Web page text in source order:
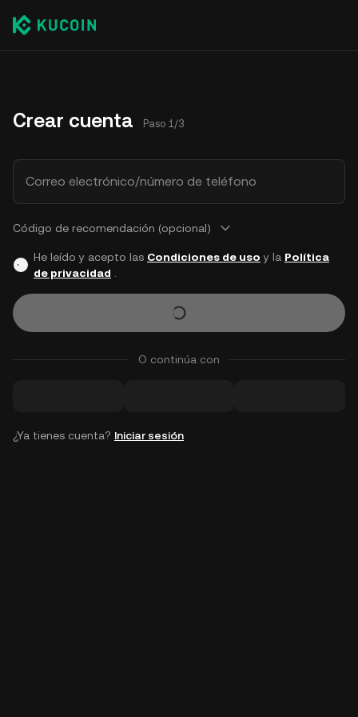
Crear cuenta Paso 1/3
Correo electrónico/número de teléfono
Código de recomendación (opcional)
He leído y acepto las Condiciones de uso y la Política
de privacidad
O continúa con
¿Ya tienes cuenta? Iniciar sesión